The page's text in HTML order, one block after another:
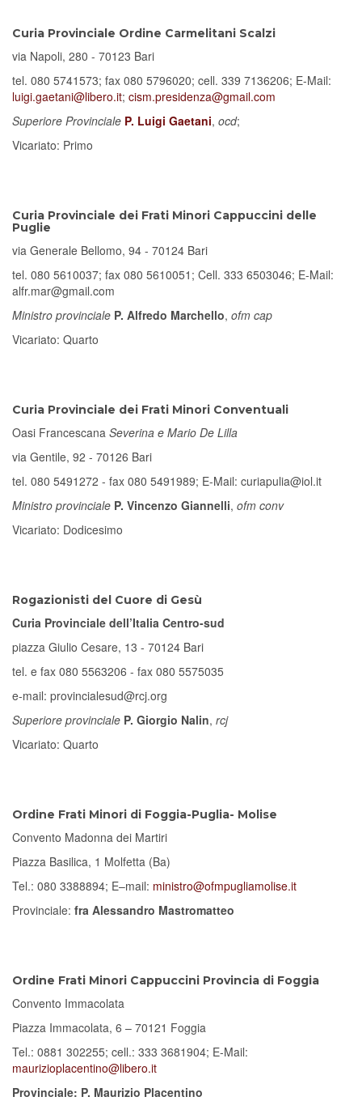
Curia Provinciale Ordine Carmelitani Scalzi
via Napoli, 280 - 70123 Bari
tel. 080 5741573; fax 080 5796020; cell. 339 7136206; E-Mail:
luigi.gaetani@libero.it; cism.presidenza@gmail.com
Superiore Provinciale P. Luigi Gaetani, ocd;
Vicariato: Primo
Curia Provinciale dei Frati Minori Cappuccini delle
Puglie
via Generale Bellomo, 94 - 70124 Bari
tel. 080 5610037; fax 080 5610051; Cell. 333 6503046; E-Mail:
alfr.mar@gmail.com
Ministro provinciale P. Alfredo Marchello, ofm cap
Vicariato: Quarto
Curia Provinciale dei Frati Minori Conventuali
Oasi Francescana Severina e Mario De Lilla
via Gentile, 92 - 70126 Bari
tel. 080 5491272 - fax 080 5491989; E-Mail: curiapulia@iol.it
Ministro provinciale P. Vincenzo Giannelli, ofm conv
Vicariato: Dodicesimo
Rogazionisti del Cuore di Gesù
Curia Provinciale dell’Italia Centro-sud
piazza Giulio Cesare, 13 - 70124 Bari
tel. e fax 080 5563206 - fax 080 5575035
e-mail: provincialesud@rcj.org
Superiore provinciale P. Giorgio Nalin, rcj
Vicariato: Quarto
Ordine Frati Minori di Foggia-Puglia- Molise
Convento Madonna dei Martiri
Piazza Basilica, 1 Molfetta (Ba)
Tel.: 080 3388894; E–mail: ministro@ofmpugliamolise.it
Provinciale: fra Alessandro Mastromatteo
Ordine Frati Minori Cappuccini Provincia di Foggia
Convento Immacolata
Piazza Immacolata, 6 – 70121 Foggia
Tel.: 0881 302255; cell.: 333 3681904; E-Mail:
maurizioplacentino@libero.it
Provinciale: P. Maurizio Placentino